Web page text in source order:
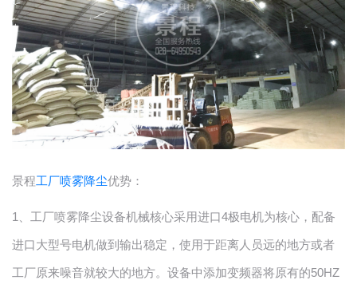
景程工厂喷雾降尘优势：
1 工厂喷雾降尘设备机械核心采用进口4极电机为核心，配备
进口大型号电机做到输出稳定，使用于距离人员远的地方或者
工厂原来噪音就较大的地方。设备中添加变频器将原有的50HZ